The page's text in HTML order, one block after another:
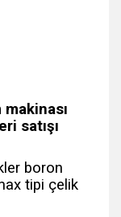
satışı
boron
tipi çelik